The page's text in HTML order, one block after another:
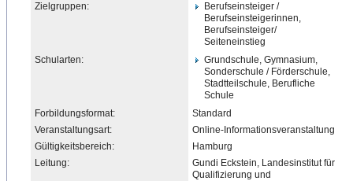
Zielgruppen:
Berufseinsteiger /
Berufseinsteigerinnen,
Berufseinsteiger/
Seiteneinstieg
Schularten:
Grundschule, Gymnasium,
Sonderschule / Förderschule,
Stadtteilschule, Berufliche
Schule
Forbildungsformat:
Standard
Veranstaltungsart:
Online-Informationsveranst​altung
Gültigkeitsbereich:
Hamburg
Leitung:
Gundi Eckstein, Landesinstitut für
Qualifizierung und